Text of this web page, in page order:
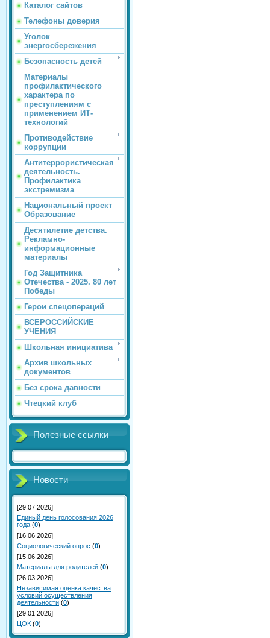
Каталог сайтов
Телефоны доверия
Уголок
энергосбережения
Безопасность детей
Материалы
профилактического
характера по
преступлениям с
применением ИТ-
технологий
Противодействие
коррупции
Антитеррористическая
деятельность.
Профилактика
экстремизма
Национальный проект
Образование
Десятилетие детства.
Рекламно-
информационные
материалы
Год Защитника
Отечества - 2025. 80 лет
Победы
Герои спецопераций
ВСЕРОССИЙСКИЕ
УЧЕНИЯ
Школьная инициатива
Архив школьных
документов
Без срока давности
Чтецкий клуб
Полезные ссылки
Новости
[29.07.2026]
Единый день голосования 2026
года (0)
[16.06.2026]
Социологический опрос (0)
[15.06.2026]
Материалы для родителей (0)
[26.03.2026]
Независимая оценка качества
условий осуществления
деятельности (0)
[29.01.2026]
ЦОК (0)